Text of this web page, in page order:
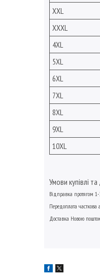
XXL
XXXL
4XL
5XL
6XL
7XL
8XL
9XL
10XL
Умови купівлі
Відправка протягом
Передоплата часткова
Доставка Новою